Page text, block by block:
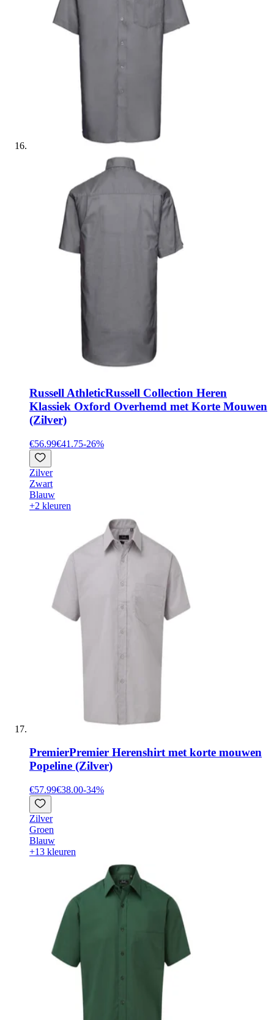
Russell AthleticRussell Collection Heren
Klassiek Oxford Overhemd met Korte Mouwen
(Zilver)
€56.99€41.75-26%
Zilver
Zwart
Blauw
+2 kleuren
PremierPremier Herenshirt met korte mouwen
Popeline (Zilver)
€57.99€38.00-34%
Zilver
Groen
Blauw
+13 kleuren